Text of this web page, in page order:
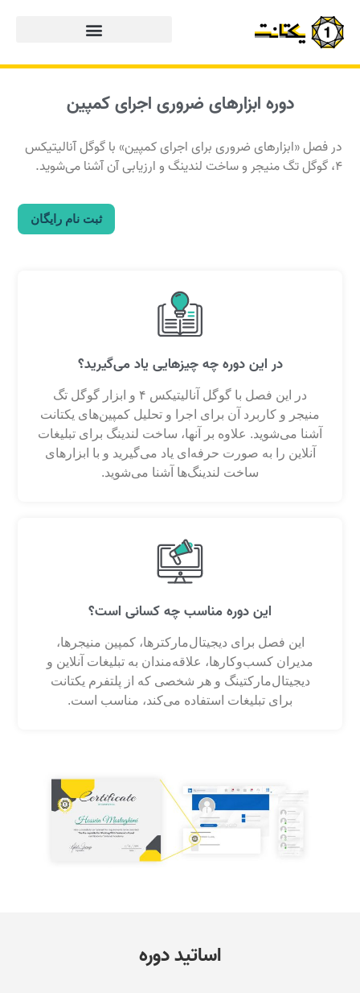
دوره ابزارهای ضروری اجرای کمپین
در فصل «ابزارهای ضروری برای اجرای کمپین» باگوگل آنالیتیکس
۴، گوگل تگ منیجر
و ساخت لندینگ و ارزیابی آن آشنا می‌شوید.
ثبت نام رایگان
در این دوره چه چیزهایی یاد می‌گیرید؟
در این فصل با گوگل آنالیتیکس ۴ و ابزار گوگل تگ
منیجر و کاربرد آن برای اجرا و تحلیل کمپین‌های یکتانت
آشنا می‌شوید. علاوه بر آنها، ساخت لندینگ برای تبلیغات
آنلاین را به صورت حرفه‌ای یاد می‌گیرید و با ابزارهای
ساخت لندینگ‌ها آشنا می‌شوید.
این دوره مناسب چه کسانی است؟
این فصل برای دیجیتال‌مارکترها، کمپین منیجرها،
مدیران کسب‌وکارها، علاقه‌مندان به تبلیغات آنلاین و
دیجیتال‌مارکتینگ و هر شخصی که از پلتفرم یکتانت
برای تبلیغات استفاده می‌کند، مناسب است.
اساتید دوره